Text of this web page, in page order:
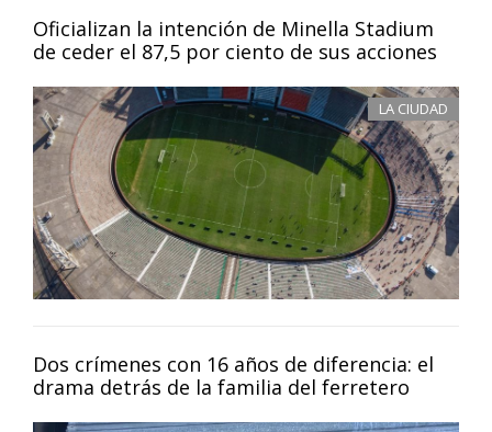
Oficializan la intención de Minella Stadium
de ceder el 87,5 por ciento de sus acciones
LA CIUDAD
Dos crímenes con 16 años de diferencia: el
drama detrás de la familia del ferretero